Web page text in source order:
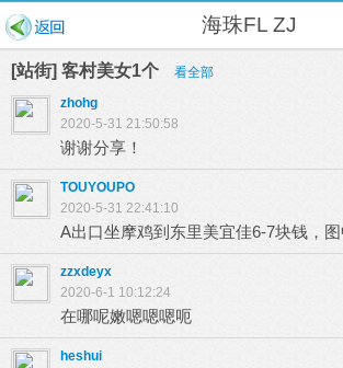
海珠FL ZJ
[站街] 客村美女1个
看全部
zhohg
2020-5-31 21:50:58
谢谢分享！
TOUYOUPO
2020-5-31 22:41:10
A出口坐摩鸡到东里美宜佳6-7块钱，
zzxdeyx
2020-6-1 10:12:24
在哪呢嫩嗯嗯嗯呃
heshui